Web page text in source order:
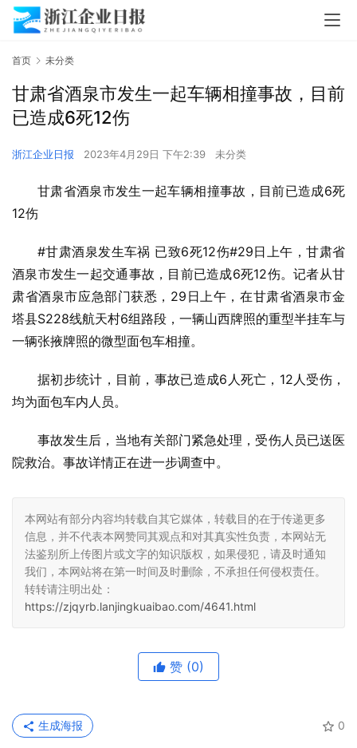
首页 未分类
甘肃省酒泉市发生一起车辆相撞事故，目前
已造成6死12伤
浙江企业日报 2023年4月29日 下午2:39 未分类
甘肃省酒泉市发生一起车辆相撞事故，目前已造成6死
12伤
#甘肃酒泉发生车祸 已致6死12伤#29日上午，甘肃省
酒泉市发生一起交通事故，目前已造成6死12伤。记者从甘
肃省酒泉市应急部门获悉，29日上午，在甘肃省酒泉市金
塔县S228线航天村6组路段，一辆山西牌照的重型半挂车与
一辆张掖牌照的微型面包车相撞。
据初步统计，目前，事故已造成6人死亡，12人受伤，
均为面包车内人员。
事故发生后，当地有关部门紧急处理，受伤人员已送医
院救治。事故详情正在进一步调查中。
本网站有部分内容均转载自其它媒体，转载目的在于传递更多
信息，并不代表本网赞同其观点和对其真实性负责，本网站无
法鉴别所上传图片或文字的知识版权，如果侵犯，请及时通知
我们，本网站将在第一时间及时删除，不承担任何侵权责任。
转转请注明出处：
https://zjqyrb.lanjingkuaibao.com/4641.html
赞 (0)
0
生成海报